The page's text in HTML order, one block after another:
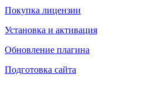
Покупка лицензии
Установка и активация
Обновление плагина
Подготовка сайта